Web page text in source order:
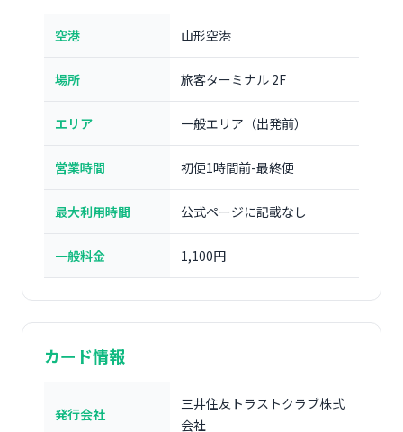
空港 山形空港
場所 旅客ターミナル 2F
エリア 一般エリア（出発前）
営業時間 初便1時間前-最終便
最大利用時間 公式ページに記載なし
一般料金 1,100円
カード情報
発行会社
三井住友トラストクラブ株式
会社